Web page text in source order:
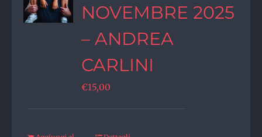
NOVEMBRE 2025
– ANDREA
CARLINI
€15,00